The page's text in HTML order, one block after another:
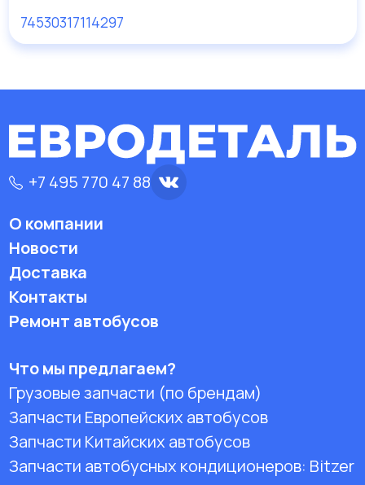
74530317114297
+7 495 770 47 88
О компании
Новости
Доставка
Контакты
Ремонт автобусов
Что мы предлагаем?
Грузовые запчасти (по брендам)
Запчасти Европейских автобусов
Запчасти Китайских автобусов
Запчасти автобусных кондиционеров: Bitzer